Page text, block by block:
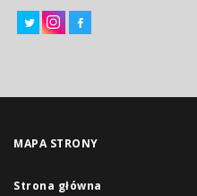
MAPA STRONY
Strona główna